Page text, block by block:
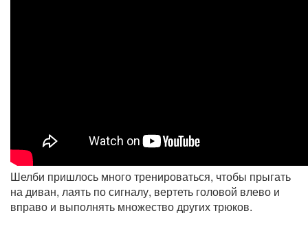
Шелби пришлось много тренироваться, чтобы прыгать
на диван, лаять по сигналу, вертеть головой влево и
вправо и выполнять множество других трюков.